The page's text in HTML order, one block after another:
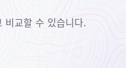
비교할 수 있습니다.